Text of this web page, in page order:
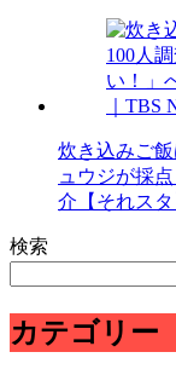
炊き込みご
ュウジが採
介【それス
検索
カテゴリー